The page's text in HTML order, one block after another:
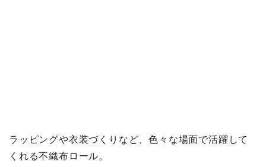
ラッピングや衣装づくりなど、色々な場面で活躍して
くれる不織布ロール。